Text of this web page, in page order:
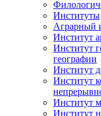
Институты
Аграрный
Институт
Институт
географии
Институт
Институт
Институт
Институт